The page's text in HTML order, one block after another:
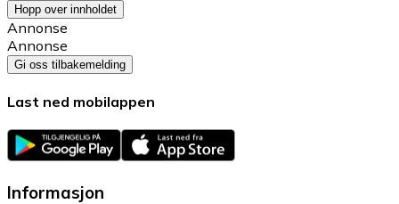
Hopp over innholdet
Annonse
Annonse
Gi oss tilbakemelding
Last ned mobilappen
Informasjon